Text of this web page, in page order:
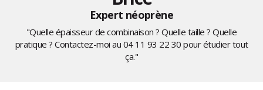
Expert néoprène
"Quelle épaisseur de combinaison ? Quelle taille ? Quelle
pratique ? Contactez-moi au 04 11 93 22 30 pour étudier tout
ça."